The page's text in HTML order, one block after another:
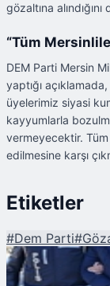
gözaltına
“Tüm
DEM Parti Mersin
yaptığı
üyelerimiz siyasi
kayyumlarla
vermeyecektir.
edilmesine karşı
Etiketler
#Dem Parti#